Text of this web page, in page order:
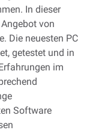
In dieser
von
Die neuesten PC
getestet und in
im
Software